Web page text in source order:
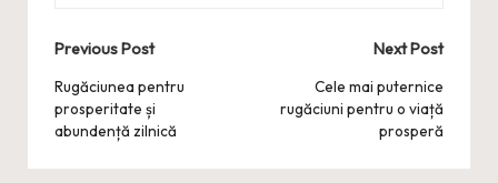
Post
navigation
Previous Post
Rugăciunea pentru
prosperitate și
abundență zilnică
Next Post
Cele mai puternice
rugăciuni pentru o viață
prosperă